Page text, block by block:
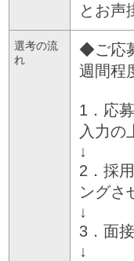
とお声
選考の流
れ
◆ご応
週間程
1．応
入力の
↓
2．採
ングさ
↓
3．面
↓